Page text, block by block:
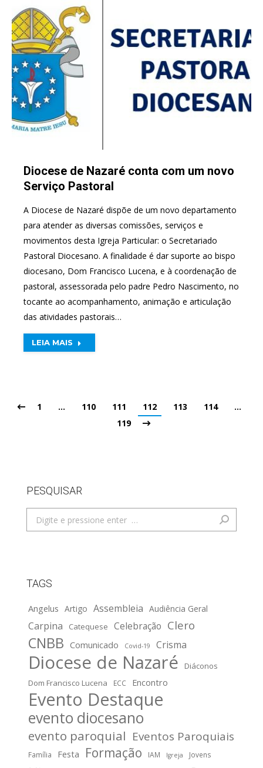
Diocese de Nazaré conta com um novo
Serviço Pastoral
A Diocese de Nazaré dispõe de um novo departamento
para atender as diversas comissões, serviços e
movimentos desta Igreja Particular: o Secretariado
Pastoral Diocesano. A finalidade é dar suporte ao bispo
diocesano, Dom Francisco Lucena, e à coordenação de
pastoral, assessorada pelo padre Pedro Nascimento, no
tocante ao acompanhamento, animação e articulação
das atividades pastorais…
LEIA MAIS
1 … 110 111 112 113 114
…
119
PESQUISAR
Search:
TAGS
Angelus Artigo Assembleia Audiência Geral
Carpina Catequese Celebração Clero
CNBB Comunicado Covid-19 Crisma
Diocese de Nazaré
Diáconos
Dom Francisco Lucena
ECC Encontro
Evento Destaque
evento diocesano
evento paroquial Eventos Paroquiais
Família Festa Formação IAM Igreja Jovens